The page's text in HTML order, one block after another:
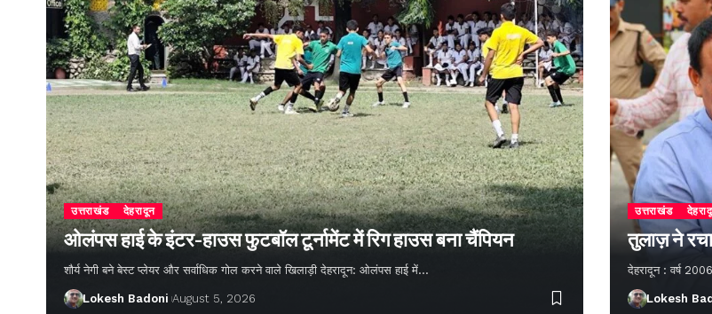
उत्तराखंड देहरादून
ओलंपस हाई के इंटर-हाउस फुटबॉल टूर्नामेंट में रिग हाउस बना चैंपियन
शौर्य नेगी बने बेस्ट प्लेयर और सर्वाधिक गोल करने वाले खिलाड़ी देहरादून: ओलंपस हाई में…
Lokesh Badoni August 5, 2026
उत्तराखंड
तुलाज़ ने
देहरादून : वर्ष
Lokesh